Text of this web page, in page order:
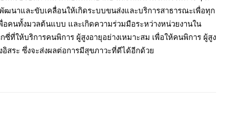
ฒนาและขับเคลื่อนให้เกิดระบบขนส่งและบริการสาธารณะเพื่อทุก
พื่อคนทั้งมวลต้นแบบ และเกิดความร่วมมือระหว่างหน่วยงานใน
ที่ให้บริการคนพิการ ผู้สูงอายุอย่างเหมาะสม เพื่อให้คนพิการ ผู้สูง
สระ ซึ่งจะส่งผลต่อการมีสุขภาวะที่ดีได้อีกด้วย